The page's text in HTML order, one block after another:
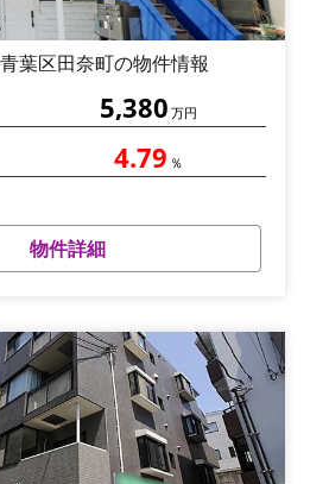
葉区田奈町の物件情報
5,380 万円
4.79 ％
物件詳細